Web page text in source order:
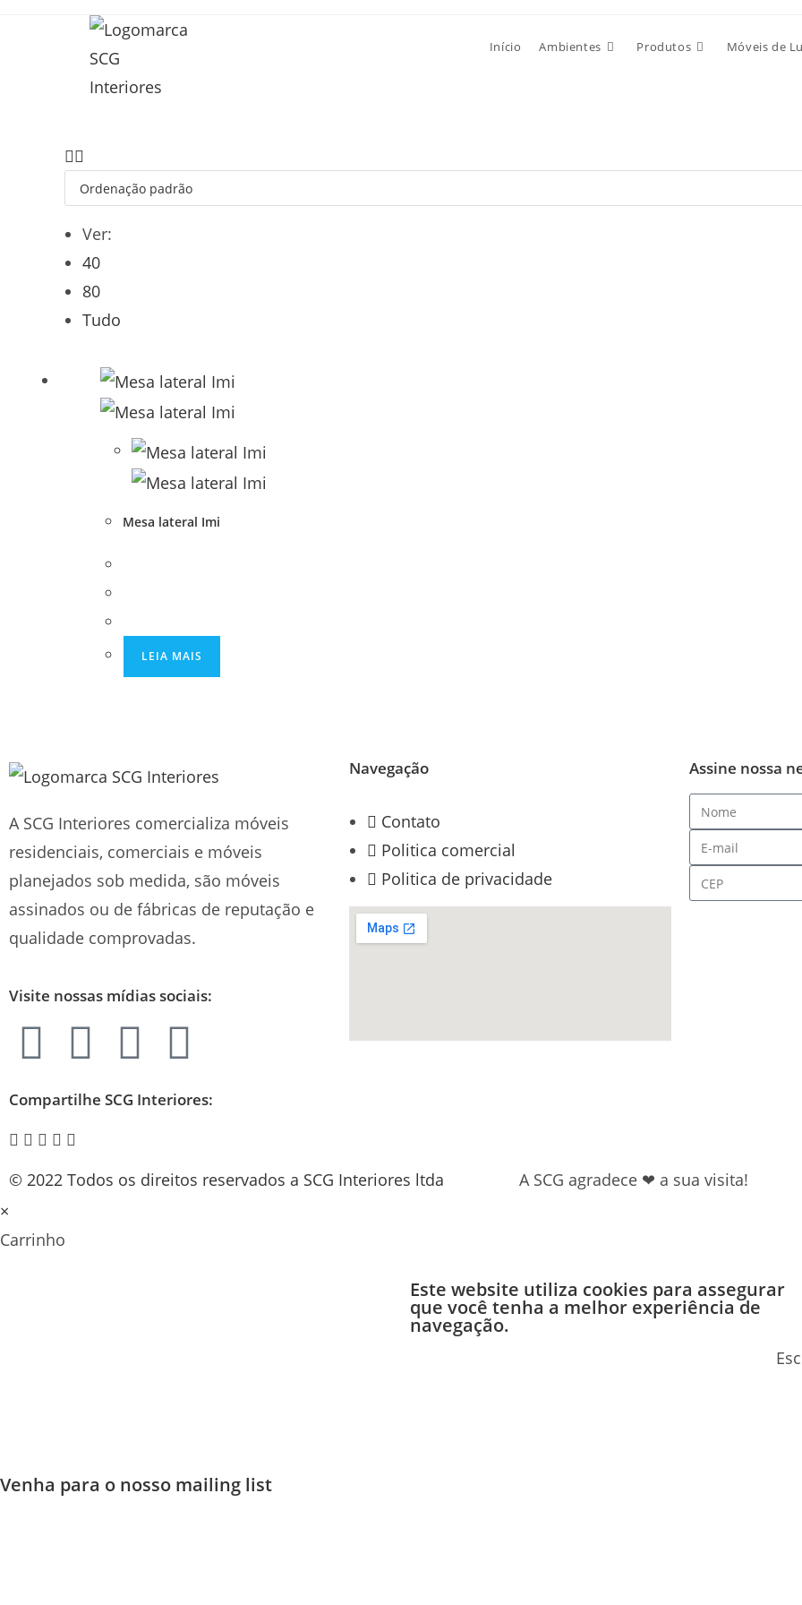
Início Ambientes Produtos Móveis de
Ver:
40
80
Tudo
Mesa lateral Imi
LEIA MAIS
A SCG Interiores comercializa móveis
residenciais, comerciais e móveis
planejados sob medida, são móveis
assinados ou de fábricas de reputação e
qualidade comprovadas.
Visite nossas mídias sociais:
Compartilhe SCG Interiores:
Navegação
Contato
Politica comercial
Politica de privacidade
Assine nossa
© 2022 Todos os direitos reservados a SCG Interiores ltda
A SCG agradece ❤ a sua visita!
×
Carrinho
Este website utiliza cookies para assegurar
que você tenha a melhor experiência de
navegação.
Venha para o nosso mailing list